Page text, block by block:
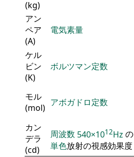
(kg)
アン
ペア
(A)
電気素量
ケル
ビン
(K)
ボルツマン定数
モル
(mol) アボガドロ定数
カン
デラ
(cd)
周波数 540×1012Hz の
単色放射の視感効果度